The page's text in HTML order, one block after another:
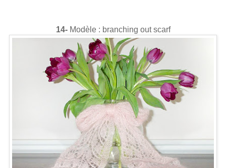
14-Modèle : branching out scarf